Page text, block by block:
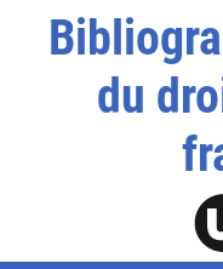
du